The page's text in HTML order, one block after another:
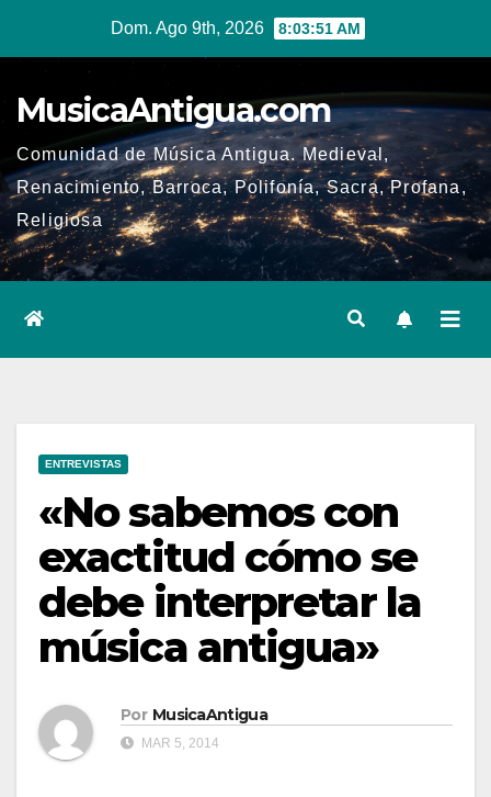
Dom. Ago 9th, 2026 8:03:52 AM
MusicaAntigua.com
Comunidad de Música Antigua. Medieval,
Renacimiento, Barroca, Polifonía, Sacra, Profana,
Religiosa
ENTREVISTAS
«No sabemos con
exactitud cómo se
debe interpretar la
música antigua»
Por MusicaAntigua
MAR 5, 2014